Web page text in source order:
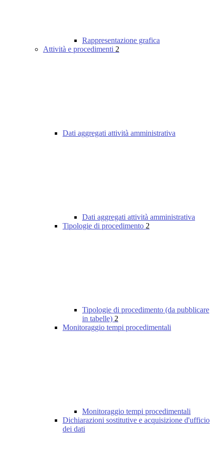
Rappresentazione grafica
Attività e procedimenti 2
Dati aggregati attività amministrativa
Dati aggregati attività amministrativa
Tipologie di procedimento 2
Tipologie di procedimento (da pubblicare
in tabelle) 2
Monitoraggio tempi procedimentali
Monitoraggio tempi procedimentali
Dichiarazioni sostitutive e acquisizione d'ufficio
dei dati